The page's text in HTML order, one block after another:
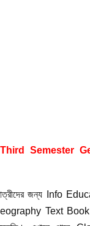
Semester
জন্য Info
Text